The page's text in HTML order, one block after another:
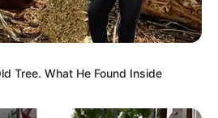
Tree. What He Found Inside